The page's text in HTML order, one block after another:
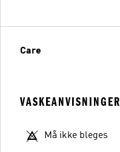
Care
VASKEANVISNINGER
Må ikke bleges